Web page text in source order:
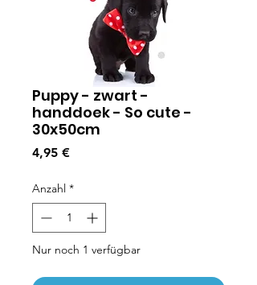
Puppy - zwart -
handdoek - So cute -
30x50cm
4,95 €Preis
Anzahl *
Nur noch 1 verfügbar